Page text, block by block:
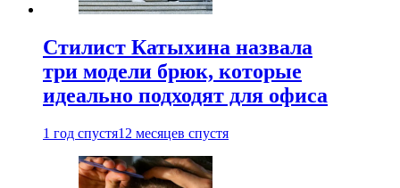
Стилист Катыхина назвала
три модели брюк, которые
идеально подходят для офиса
1 год спустя12 месяцев спустя